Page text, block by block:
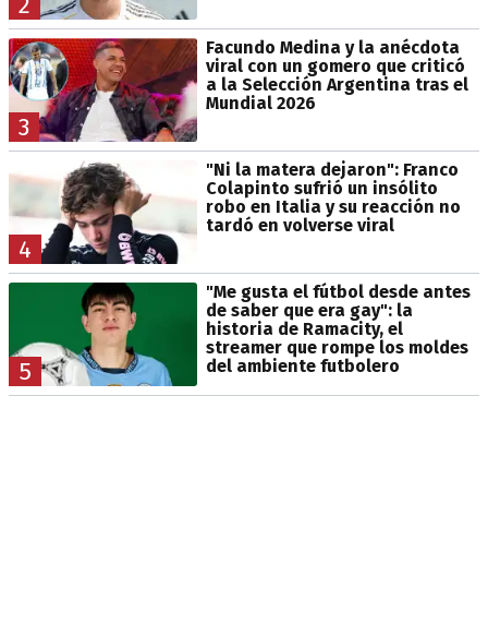
3
Facundo Medina y la anécdota
viral con un gomero que criticó
a la Selección Argentina tras el
Mundial 2026
4
"Ni la matera dejaron": Franco
Colapinto sufrió un insólito
robo en Italia y su reacción no
tardó en volverse viral
5
"Me gusta el fútbol desde antes
de saber que era gay": la
historia de Ramacity, el
streamer que rompe los moldes
del ambiente futbolero